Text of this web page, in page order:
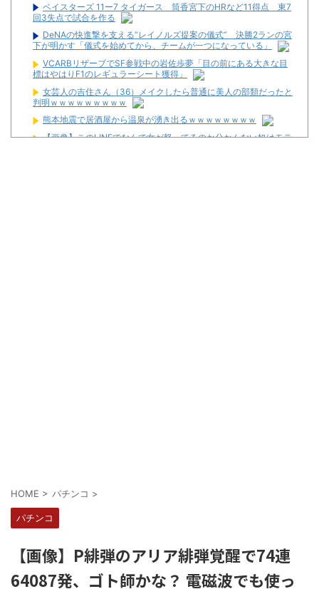
ベイスターズ 11ー7 タイガース 筒香宮下のHRなど11得点 東7
回3失点で試合を作る
DeNAの快進撃を支える”レイノルズ提案の儀式” 決勝2ランの宮
下が明かす「儀式を始めてから、チームが一つになっている」
VCARBリザーブでSF参戦中の岩佐歩夢「目の前にある大きな目
標はやはりF1のレギュラーシート獲得」
女芸人の吉住さん（36）メイクしたら普通に美人の部類だったと
判明ｗｗｗｗｗｗｗｗｗ
熊本地震で居酒屋から温泉が湧き出るｗｗｗｗｗｗｗｗ
【画像】このLINEでなんで女が怒ってるのか分かんない奴はモテ
HOME > パチンコ >
パチンコ
【画像】P緋弾のアリア緋弾覚醒で74連
64087発、ゴト師かな？ 電磁波でも使っ